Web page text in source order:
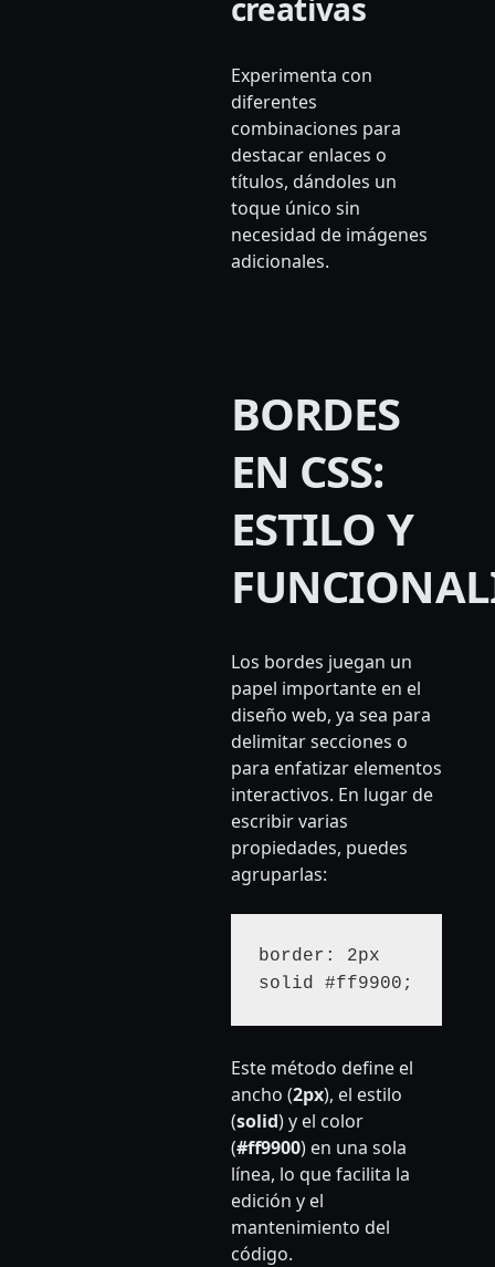
creativas
Experimenta con
diferentes
combinaciones para
destacar enlaces o
títulos, dándoles un
toque único sin
necesidad de imágenes
adicionales.
BORDES
EN CSS:
ESTILO Y
Los bordes juegan un
papel importante en el
diseño web, ya sea para
delimitar secciones o
para enfatizar elementos
interactivos. En lugar de
escribir varias
propiedades, puedes
agruparlas:
border: 2px
solid #ff9900;
Este método define el
ancho (2px), el estilo
(solid) y el color
(#ff9900) en una sola
línea, lo que facilita la
edición y el
mantenimiento del
código.